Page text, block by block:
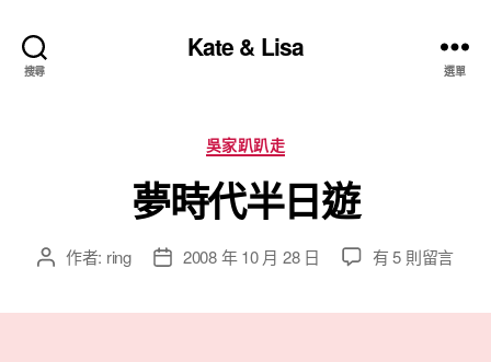
搜尋
Kate & Lisa
選單
分
類
吳家趴趴走
夢時代半日遊
文 作者: ring
文 2008 年 10 月 28 日
在
有 5 則留言